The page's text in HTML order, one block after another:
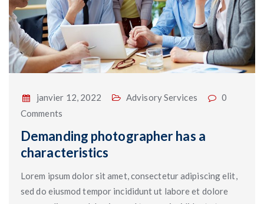
janvier 12, 2022 Advisory Services
0
Comments
Demanding photographer has a
characteristics
Lorem ipsum dolor sit amet, consectetur adipiscing elit,
sed do eiusmod tempor incididunt ut labore et dolore